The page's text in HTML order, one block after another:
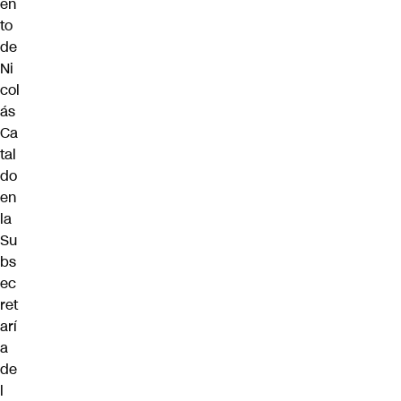
to
de
Ni
col
ás
Ca
tal
do
en
la
Su
bs
ec
ret
arí
a
de
l